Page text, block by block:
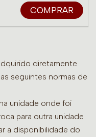
COMPRAR
diretamente
seguintes normas de
unidade onde foi
para outra unidade.
a disponibilidade do